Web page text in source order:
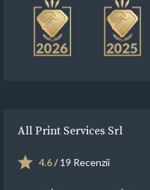
All Print Services Srl
4.6/ 19 Recenzii